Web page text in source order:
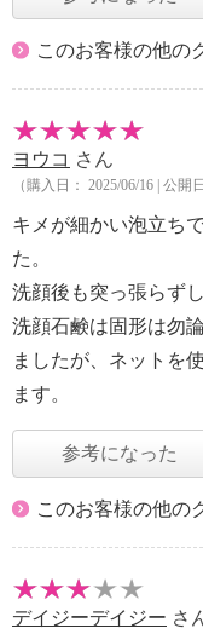
このお客様の他の
ヨウコ さん
（購入日： 2025/06/16 | 公開
キメが細かい泡立ち
た。
洗顔後も突っ張らず
洗顔石鹸は固形は勿
ましたが、ネットを
ます。
参考になった
このお客様の他の
デイジーデイジー さ